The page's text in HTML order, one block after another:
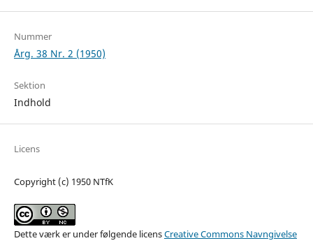
Nummer
Årg. 38 Nr. 2 (1950)
Sektion
Indhold
Licens
Copyright (c) 1950 NTfK
Dette værk er under følgende licensCreative Commons Navngivelse